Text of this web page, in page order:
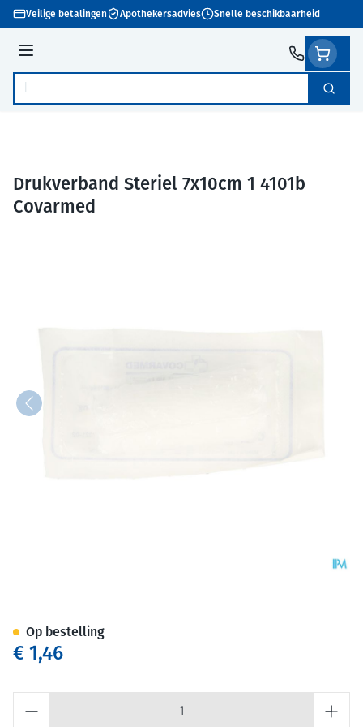
Ga naar de inhoud
Veilige betalingen Apothekersadvies Snelle beschikbaarheid
Menu
Product, merk, categorie... Zoek
Drukverband Steriel 7x10cm 1 4101b
Covarmed
€ 1,46
Op bestelling